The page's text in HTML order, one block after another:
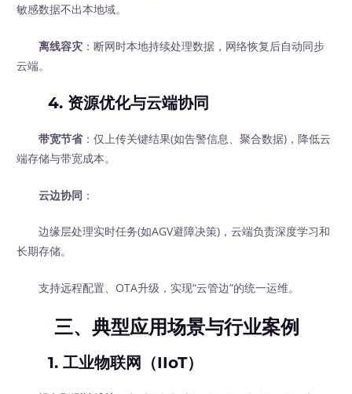
敏感数据不出本地域。
离线容灾 ：断网时本地持续处理数据，网络恢复后自动同步
云端。
4. 资源优化与云端协同
带宽节省：仅上传关键结果(如告警信息、聚合数据)，降低云
端存储与带宽成本。
云边协同 ：
边缘层处理实时任务(如AGV避障决策)，云端负责深度学习和
长期存储。
支持远程配置、OTA升级，实现“云管边”的统一运维。
三、典型应用场景与行业案例
1.工业物联网（IIoT）